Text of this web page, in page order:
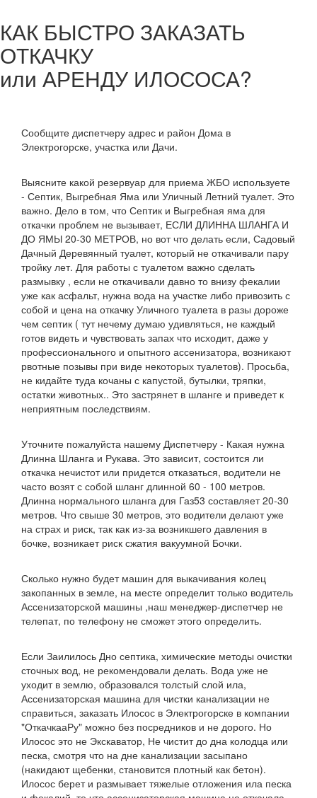
КАК БЫСТРО ЗАКАЗАТЬ
ОТКАЧКУ
или АРЕНДУ ИЛОСОСА?
Сообщите диспетчеру адрес и район Дома в
Электрогорске, участка или Дачи.
Выясните какой резервуар для приема ЖБО используете
- Септик, Выгребная Яма или Уличный Летний туалет. Это
важно. Дело в том, что Септик и Выгребная яма для
откачки проблем не вызывает, ЕСЛИ ДЛИННА ШЛАНГА И
ДО ЯМЫ 20-30 МЕТРОВ, но вот что делать если, Садовый
Дачный Деревянный туалет, который не откачивали пару
тройку лет. Для работы с туалетом важно сделать
размывку , если не откачивали давно то внизу фекалии
уже как асфальт, нужна вода на участке либо привозить с
собой и цена на откачку Уличного туалета в разы дороже
чем септик ( тут нечему думаю удивляться, не каждый
готов видеть и чувствовать запах что исходит, даже у
профессионального и опытного ассенизатора, возникают
рвотные позывы при виде некоторых туалетов). Просьба,
не кидайте туда кочаны с капустой, бутылки, тряпки,
остатки животных.. Это застрянет в шланге и приведет к
неприятным последствиям.
Уточните пожалуйста нашему Диспетчеру - Какая нужна
Длинна Шланга и Рукава. Это зависит, состоится ли
откачка нечистот или придется отказаться, водители не
часто возят с собой шланг длинной 60 - 100 метров.
Длинна нормального шланга для Газ53 составляет 20-30
метров. Что свыше 30 метров, это водители делают уже
на страх и риск, так как из-за возникшего давления в
бочке, возникает риск сжатия вакуумной Бочки.
Сколько нужно будет машин для выкачивания колец
закопанных в земле, на месте определит только водитель
Ассенизаторской машины ,наш менеджер-диспетчер не
телепат, по телефону не сможет этого определить.
Если Заилилось Дно септика, химические методы очистки
сточных вод, не рекомендовали делать. Вода уже не
уходит в землю, образовался толстый слой ила,
Ассенизаторская машина для чистки канализации не
справиться, заказать Илосос в Электрогорске в компании
"ОткачкааРу" можно без посредников и не дорого. Но
Илосос это не Экскаватор, Не чистит до дна колодца или
песка, смотря что на дне канализации засыпано
(накидают щебенки, становится плотный как бетон).
Илосос берет и размывает тяжелые отложения ила песка